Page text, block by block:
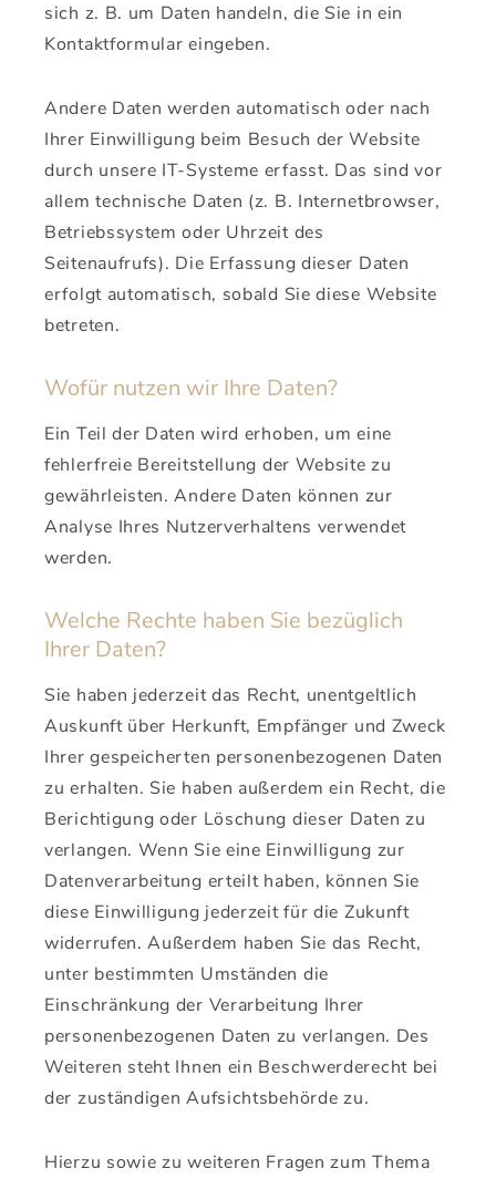
sich z. B. um Daten handeln, die Sie in ein
Kontaktformular eingeben.
Andere Daten werden automatisch oder nach
Ihrer Einwilligung beim Besuch der Website
durch unsere IT-Systeme erfasst. Das sind vor
allem technische Daten (z. B. Internetbrowser,
Betriebssystem oder Uhrzeit des
Seitenaufrufs). Die Erfassung dieser Daten
erfolgt automatisch, sobald Sie diese Website
betreten.
Wofür nutzen wir Ihre Daten?
Ein Teil der Daten wird erhoben, um eine
fehlerfreie Bereitstellung der Website zu
gewährleisten. Andere Daten können zur
Analyse Ihres Nutzerverhaltens verwendet
werden.
Welche Rechte haben Sie bezüglich
Ihrer Daten?
Sie haben jederzeit das Recht, unentgeltlich
Auskunft über Herkunft, Empfänger und Zweck
Ihrer gespeicherten personenbezogenen Daten
zu erhalten. Sie haben außerdem ein Recht, die
Berichtigung oder Löschung dieser Daten zu
verlangen. Wenn Sie eine Einwilligung zur
Datenverarbeitung erteilt haben, können Sie
diese Einwilligung jederzeit für die Zukunft
widerrufen. Außerdem haben Sie das Recht,
unter bestimmten Umständen die
Einschränkung der Verarbeitung Ihrer
personenbezogenen Daten zu verlangen. Des
Weiteren steht Ihnen ein Beschwerderecht bei
der zuständigen Aufsichtsbehörde zu.
Hierzu sowie zu weiteren Fragen zum Thema